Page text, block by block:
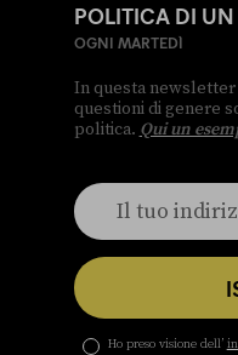
POLITICA DI
OGNI MARTEDÌ
In questa
questioni di genere
politica. Qui un
Ho preso visione dell’